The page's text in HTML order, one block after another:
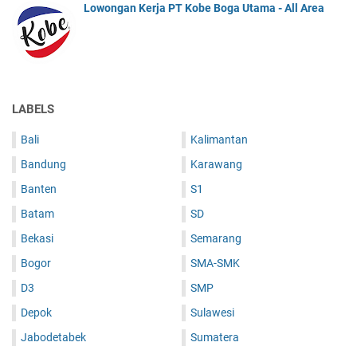
Lowongan Kerja PT Kobe Boga Utama - All Area
LABELS
Bali
Bandung
Banten
Batam
Bekasi
Bogor
D3
Depok
Jabodetabek
Kalimantan
Karawang
S1
SD
Semarang
SMA-SMK
SMP
Sulawesi
Sumatera